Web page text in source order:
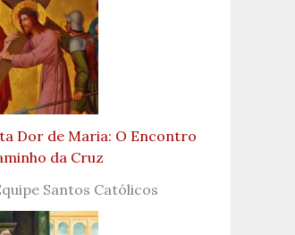
Dor de Maria: O Encontro
da Cruz
Santos Católicos